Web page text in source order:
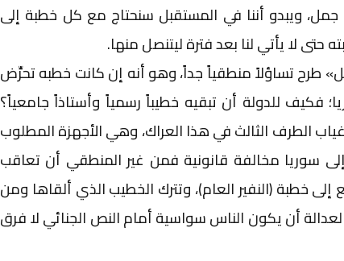
جمل، ويبدو أننا في المستقبل سنحتاج مع كل خطبة إلى
لا يأتي لنا بعد فترة ليتنصل منها.
طرح تساؤلاً منطقياً جداً، وهو أنه إن كانت خطبه تحرِّض
فكيف للدولة أن تبقيه خطيباً رسمياً وأستاذاً جامعياً؟
الطرف الثالث في هذا العراك، وهي الأجهزة المطلوب
سوريا مخالفة قانونية فمن غير المنطقي أن تعاقب
خطبة (النفير العام)، وتترك الخطيب الذي ألقاها ومن
أن يكون الناس سواسية أمام النص الجنائي لا فرق